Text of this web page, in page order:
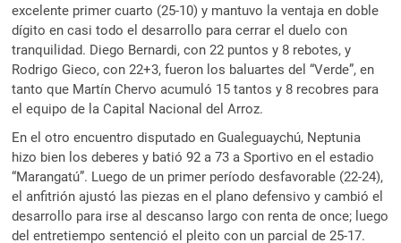
excelente primer cuarto (25-10) y mantuvo la ventaja en doble
dígito en casi todo el desarrollo para cerrar el duelo con
tranquilidad. Diego Bernardi, con 22 puntos y 8 rebotes, y
Rodrigo Gieco, con 22+3, fueron los baluartes del “Verde”, en
tanto que Martín Chervo acumuló 15 tantos y 8 recobres para
el equipo de la Capital Nacional del Arroz.
En el otro encuentro disputado en Gualeguaychú, Neptunia
hizo bien los deberes y batió 92 a 73 a Sportivo en el estadio
“Marangatú”. Luego de un primer período desfavorable (22-24),
el anfitrión ajustó las piezas en el plano defensivo y cambió el
desarrollo para irse al descanso largo con renta de once; luego
del entretiempo sentenció el pleito con un parcial de 25-17.